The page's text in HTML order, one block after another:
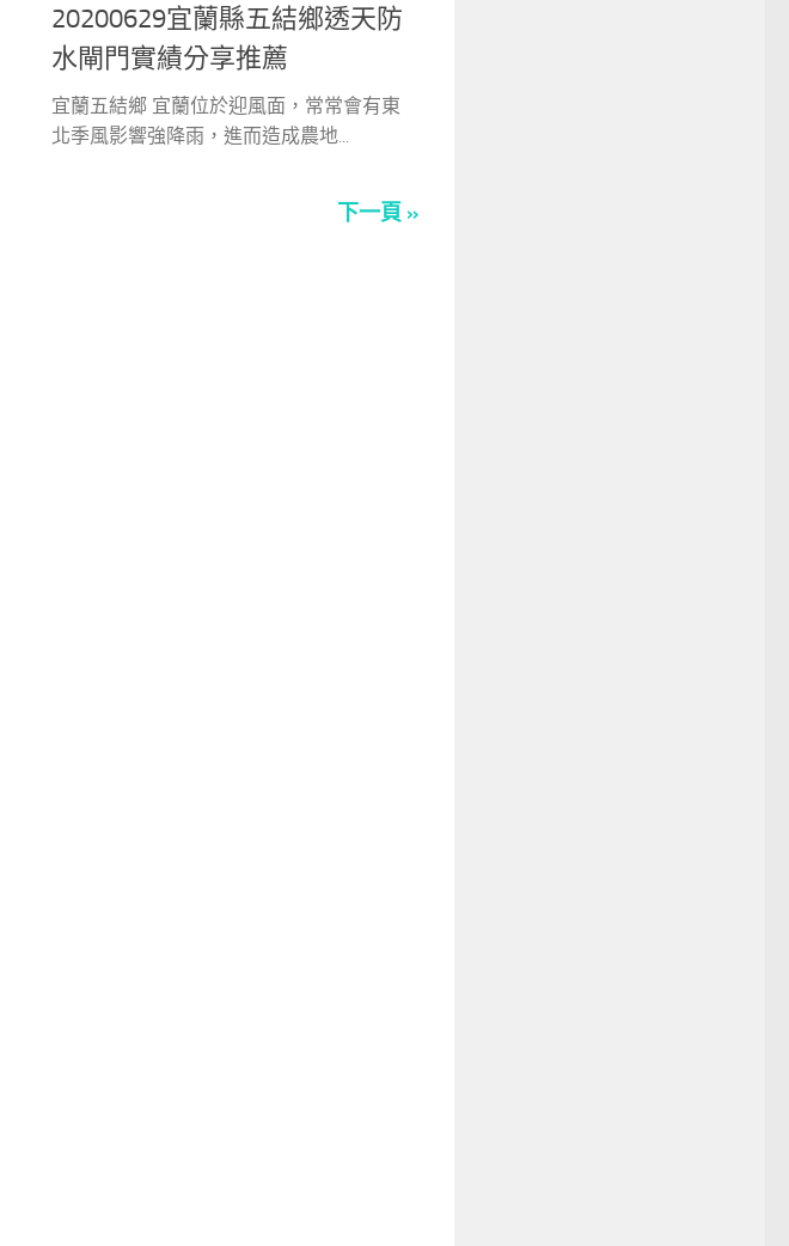
20200629宜蘭縣五結鄉透天防
水閘門實績分享推薦
宜蘭五結鄉 宜蘭位於迎風面，常常會有東
北季風影響強降雨，進而造成農地...
下一頁 »